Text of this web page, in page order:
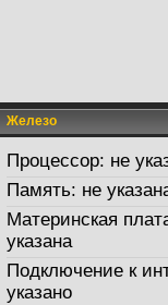
Железо
Процессор: не
Память: не
Материнская
указана
Подключение к
указано